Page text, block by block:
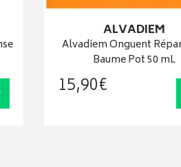
Ajouter au panier
ALVADIEM
Alvadiem Onguent
Baume Pot 50 mL
15,90€